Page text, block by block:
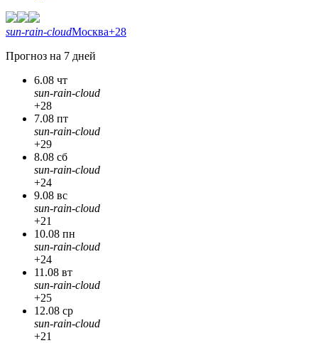
sun-rain-cloudМосква+28
Прогноз на 7 дней
6.08 чт
sun-rain-cloud
+28
7.08 пт
sun-rain-cloud
+29
8.08 сб
sun-rain-cloud
+24
9.08 вс
sun-rain-cloud
+21
10.08 пн
sun-rain-cloud
+24
11.08 вт
sun-rain-cloud
+25
12.08 ср
sun-rain-cloud
+21